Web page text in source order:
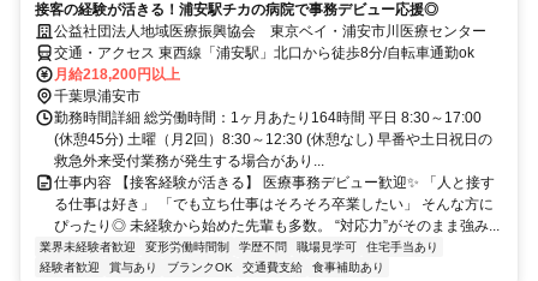
接客の経験が活きる！浦安駅チカの病院で事務デビュー応援◎
公益社団法人地域医療振興協会 東京ベイ・浦安市川医療センター
交通・アクセス 東西線「浦安駅」北口から徒歩8分/自転車通勤ok
月給218,200円以上
千葉県浦安市
勤務時間詳細 総労働時間：1ヶ月あたり164時間 平日 8:30～17:00
(休憩45分) 土曜（月2回）8:30～12:30 (休憩なし) 早番や土日祝日の
救急外来受付業務が発生する場合があり...
仕事内容 【接客経験が活きる】 医療事務デビュー歓迎✨ 「人と接す
る仕事は好き」 「でも立ち仕事はそろそろ卒業したい」 そんな方に
ぴったり◎ 未経験から始めた先輩も多数。 “対応力”がそのまま強み...
業界未経験者歓迎 変形労働時間制 学歴不問 職場見学可
住宅手当あり
経験者歓迎
賞与あり ブランクOK 交通費支給 食事補助あり